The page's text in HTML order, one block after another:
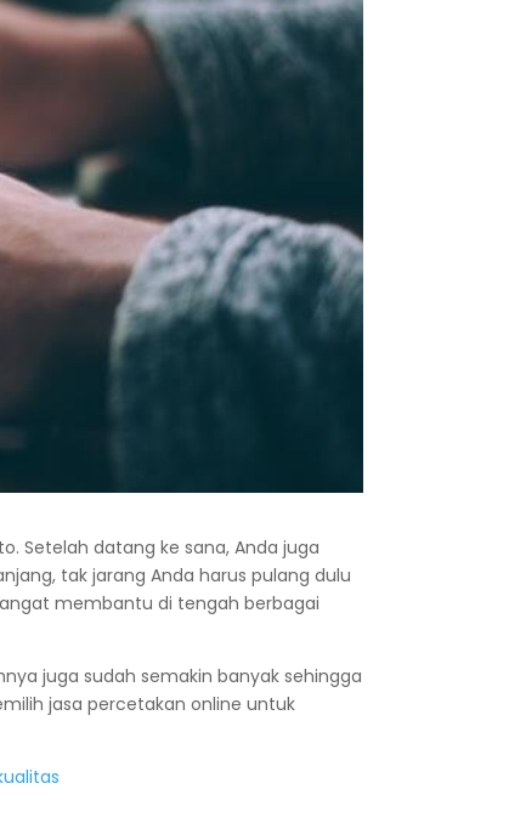
Setelah datang ke sana, Anda juga
tak jarang Anda harus pulang dulu
membantu di tengah berbagai
juga sudah semakin banyak sehingga
jasa percetakan online untuk